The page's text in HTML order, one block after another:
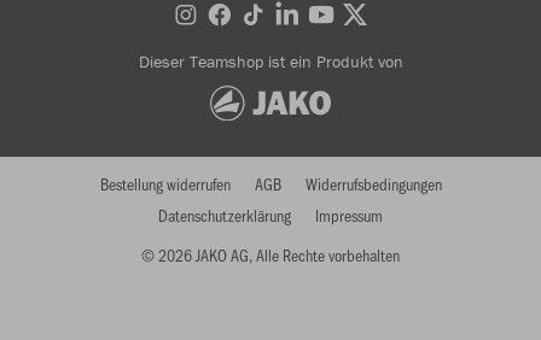
Dieser Teamshop ist ein Produkt von
© 2026 JAKO AG, Alle Rechte vorbehalten
Bestellung widerrufen AGB
Widerrufsbedingungen
Datenschutzerklärung
Impressum